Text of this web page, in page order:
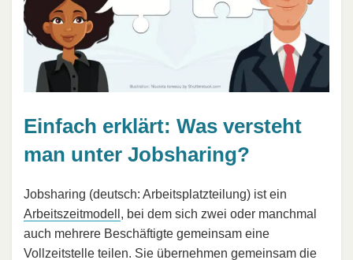
Einfach erklärt: Was versteht
man unter Jobsharing?
Jobsharing (deutsch: Arbeitsplatzteilung) ist ein
Arbeitszeitmodell , bei dem sich zwei oder manchmal
auch mehrere Beschäftigte gemeinsam eine
Vollzeitstelle teilen. Sie übernehmen gemeinsam die